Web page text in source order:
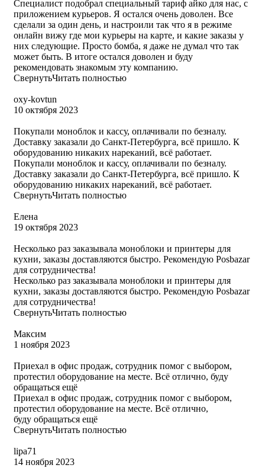
Специалист подобрал специальный тариф айко для нас, с
приложением курьеров. Я остался очень доволен. Все
сделали за один день, и настроили так что я в режиме
онлайн вижу где мои курьеры на карте, и какие заказы у
них следующие. Просто бомба, я даже не думал что так
может быть. В итоге остался доволен и буду
рекомендовать знакомым эту компанию.
СвернутьЧитать полностью
oxy-kovtun
10 октября 2023
Покупали моноблок и кассу, оплачивали по безналу.
Доставку заказали до Санкт-Петербурга, всё пришло. К
оборудованию никаких нареканий, всё работает.
Покупали моноблок и кассу, оплачивали по безналу.
Доставку заказали до Санкт-Петербурга, всё пришло. К
оборудованию никаких нареканий, всё работает.
СвернутьЧитать полностью
Елена
19 октября 2023
Несколько раз заказывала моноблоки и принтеры для
кухни, заказы доставляются быстро. Рекомендую Posbazar
для сотрудничества!
Несколько раз заказывала моноблоки и принтеры для
кухни, заказы доставляются быстро. Рекомендую Posbazar
для сотрудничества!
СвернутьЧитать полностью
​Максим
1 ноября 2023
Приехал в офис продаж, сотрудник помог с выбором,
протестил оборудование на месте. Всё отлично, буду
обращаться ещё
Приехал в офис продаж, сотрудник помог с выбором,
протестил оборудование на месте. Всё отлично,
буду обращаться ещё
СвернутьЧитать полностью
​lipa71
14 ноября 2023